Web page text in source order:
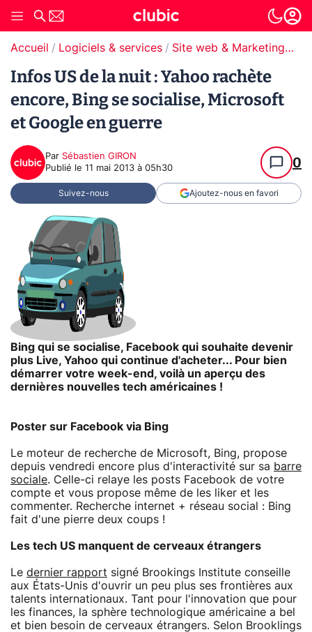
Accueil Logiciels & services Site web & Marketing Digital
Infos US de la nuit : Yahoo rachète
encore, Bing se socialise, Microsoft
et Google en guerre
Par Sébastien GIRON
Publié le 11 mai 2013 à 05h30 0
Suivez-nous Ajoutez-nous en favori
Bing qui se socialise, Facebook qui souhaite devenir
plus Live, Yahoo qui continue d'acheter... Pour bien
démarrer votre week-end, voilà un aperçu des
dernières nouvelles tech américaines !
Poster sur Facebook via Bing
Le moteur de recherche de Microsoft, Bing, propose
depuis vendredi encore plus d'interactivité sur sa barre
sociale. Celle-ci relaye les posts Facebook de votre
compte et vous propose même de les liker et les
commenter. Recherche internet + réseau social : Bing
fait d'une pierre deux coups !
Les tech US manquent de cerveaux étrangers
Le dernier rapport signé Brookings Institute conseille
aux États-Unis d'ouvrir un peu plus ses frontières aux
talents internationaux. Tant pour l'innovation que pour
les finances, la sphère technologique américaine a bel
et bien besoin de cerveaux étrangers. Selon Brooklings